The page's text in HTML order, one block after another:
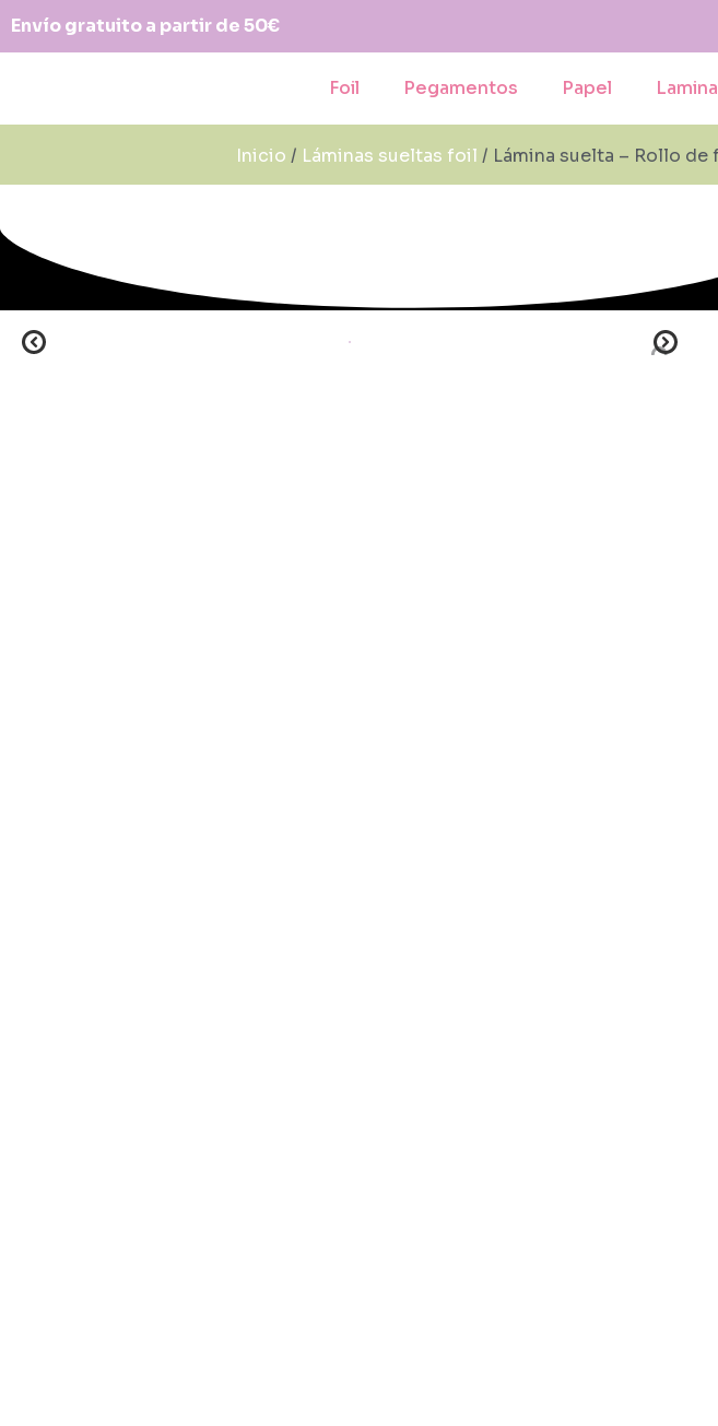
Envío gratuito a partir de 50€
Foil Pegamentos Papel
Inicio / Láminas sueltas foil / Lámina suelta – Rollo